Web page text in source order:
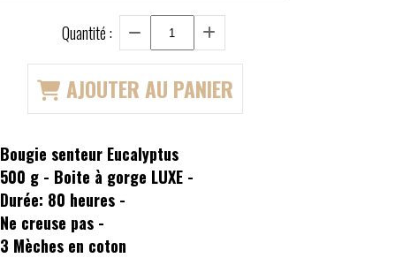
Quantité :
AJOUTER AU PANIER
Bougie senteur Eucalyptus
500 g - Boite à gorge LUXE -
Durée: 80 heures -
Ne creuse pas -
3 Mèches en coton